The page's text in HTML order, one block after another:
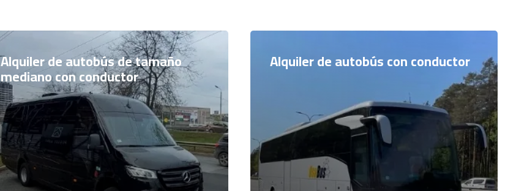
Alquiler de autobús de tamaño
mediano con conductor
Alquiler de autobús con conductor